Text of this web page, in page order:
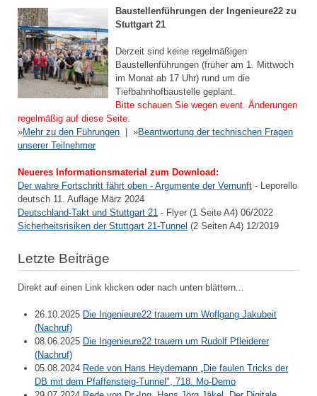
Baustellenführungen der Ingenieure22 zu
Stuttgart 21
Derzeit sind keine regelmäßigen
Baustellenführungen (früher am 1. Mittwoch
im Monat ab 17 Uhr) rund um die
Tiefbahnhofbaustelle geplant.
Bitte schauen Sie wegen event. Änderungen
regelmäßig auf diese Seite.
»Mehr zu den Führungen | »Beantwortung der technischen Fragen
unserer Teilnehmer
Neueres Informationsmaterial zum Download:
Der wahre Fortschritt fährt oben - Argumente der Vernunft - Leporello
deutsch 11. Auflage März 2024
Deutschland-Takt und Stuttgart 21 - Flyer (1 Seite A4) 06/2022
Sicherheitsrisiken der Stuttgart 21-Tunnel (2 Seiten A4) 12/2019
Letzte Beiträge
Direkt auf einen Link klicken oder nach unten blättern...
26.10.2025 Die Ingenieure22 trauern um Woflgang Jakubeit
(Nachruf)
08.06.2025 Die Ingenieure22 trauern um Rudolf Pfleiderer
(Nachruf)
05.08.2024 Rede von Hans Heydemann „Die faulen Tricks der
DB mit dem Pfaffensteig-Tunnel", 718. Mo-Demo